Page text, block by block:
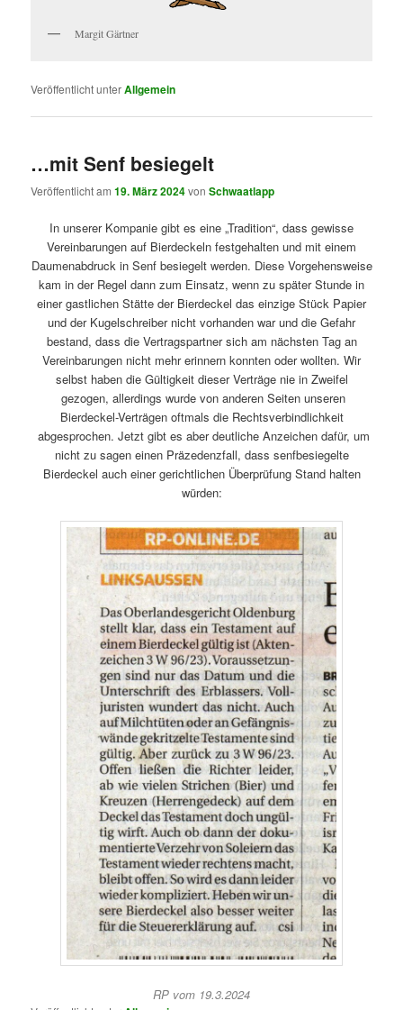
Margit Gärtner
Veröffentlicht unterAllgemein
…mit Senf besiegelt
Veröffentlicht am19. März 2024vonSchwaatlapp
In unserer Kompanie gibt es eine „Tradition“, dass gewisse
Vereinbarungen auf Bierdeckeln festgehalten und mit einem
Daumenabdruck in Senf besiegelt werden. Diese Vorgehensweise
kam in der Regel dann zum Einsatz, wenn zu später Stunde in
einer gastlichen Stätte der Bierdeckel das einzige Stück Papier
und der Kugelschreiber nicht vorhanden war und die Gefahr
bestand, dass die Vertragspartner sich am nächsten Tag an
Vereinbarungen nicht mehr erinnern konnten oder wollten. Wir
selbst haben die Gültigkeit dieser Verträge nie in Zweifel
gezogen, allerdings wurde von anderen Seiten unseren
Bierdeckel-Verträgen oftmals die Rechtsverbindlichkeit
abgesprochen. Jetzt gibt es aber deutliche Anzeichen dafür, um
nicht zu sagen einen Präzedenzfall, dass senfbesiegelte
Bierdeckel auch einer gerichtlichen Überprüfung Stand halten
würden:
RP vom 19.3.2024